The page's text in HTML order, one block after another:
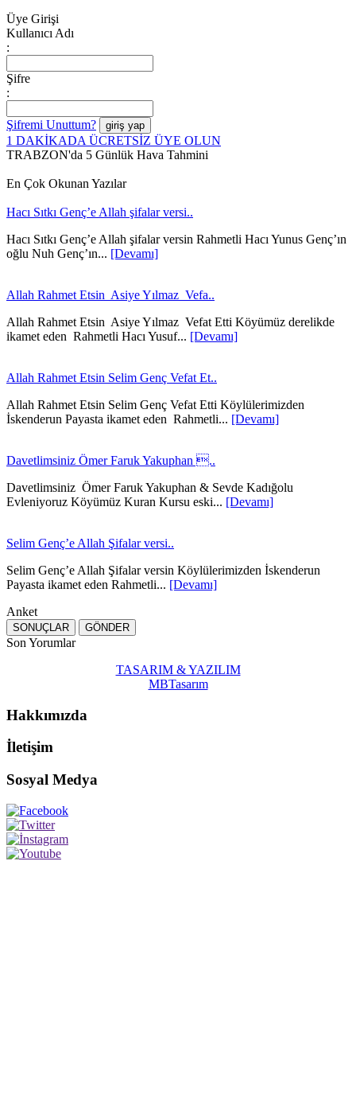
Üye Girişi
Kullanıcı Adı
:
Şifre
:
Şifremi Unuttum?
1 DAKİKADA ÜCRETSİZ ÜYE OLUN
TRABZON'da 5 Günlük Hava Tahmini
En Çok Okunan Yazılar
Hacı Sıtkı Genç’e Allah şifalar versi..
Hacı Sıtkı Genç’e Allah şifalar versin Rahmetli Hacı Yunus Genç’ın
oğlu Nuh Genç’ın... [Devamı]
Allah Rahmet Etsin Asiye Yılmaz Vefa..
Allah Rahmet Etsin Asiye Yılmaz Vefat Etti Köyümüz derelikde
ikamet eden Rahmetli Hacı Yusuf... [Devamı]
Allah Rahmet Etsin Selim Genç Vefat Et..
Allah Rahmet Etsin Selim Genç Vefat Etti Köylülerimizden
İskenderun Payasta ikamet eden Rahmetli... [Devamı]
Davetlimsiniz Ömer Faruk Yakuphan ..
Davetlimsiniz Ömer Faruk Yakuphan & Sevde Kadığolu
Evleniyoruz Köyümüz Kuran Kursu eski... [Devamı]
Selim Genç’e Allah Şifalar versi..
Selim Genç’e Allah Şifalar versin Köylülerimizden İskenderun
Payasta ikamet eden Rahmetli... [Devamı]
Anket
Son Yorumlar
TASARIM & YAZILIM
MBTasarım
Hakkımızda
İletişim
Sosyal Medya